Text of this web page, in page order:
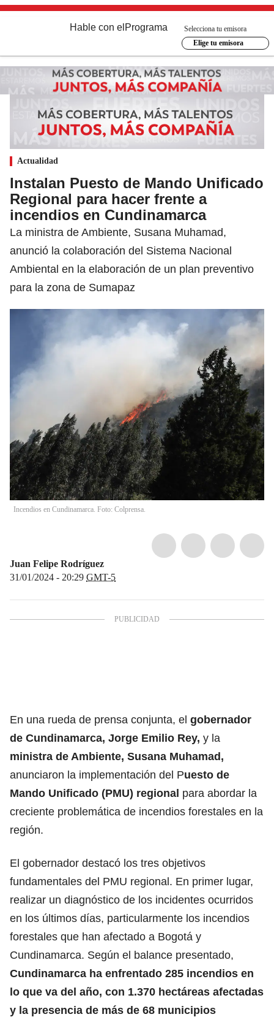
Hable con el Programa
Selecciona tu emisora
Elige tu emisora
Actualidad
Instalan Puesto de Mando Unificado
Regional para hacer frente a
incendios en Cundinamarca
La ministra de Ambiente, Susana Muhamad,
anunció la colaboración del Sistema Nacional
Ambiental en la elaboración de un plan preventivo
para la zona de Sumapaz
Incendios en Cundinamarca. Foto: Colprensa.
Juan Felipe Rodríguez
31/01/2024 - 20:29 GMT-5
En una rueda de prensa conjunta, el gobernador
de Cundinamarca, Jorge Emilio Rey, y la
ministra de Ambiente, Susana Muhamad,
anunciaron la implementación del Puesto de
Mando Unificado (PMU) regional para abordar la
creciente problemática de incendios forestales en la
región.
El gobernador destacó los tres objetivos
fundamentales del PMU regional. En primer lugar,
realizar un diagnóstico de los incidentes ocurridos
en los últimos días, particularmente los incendios
forestales que han afectado a Bogotá y
Cundinamarca. Según el balance presentado,
Cundinamarca ha enfrentado 285 incendios en
lo que va del año, con 1.370 hectáreas afectadas
y la presencia de más de 68 municipios